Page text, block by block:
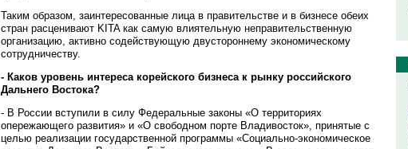
Таким образом, заинтересованные лица в правительстве и в бизнесе обеих
стран расценивают KITA как самую влиятельную неправительственную
организацию, активно содействующую двустороннему экономическому
сотрудничеству.
- Каков уровень интереса корейского бизнеса к рынку российского
Дальнего Востока?
- В России вступили в силу Федеральные законы «О территориях
опережающего развития» и «О свободном порте Владивосток», принятые с
целью реализации государственной программы «Социально-экономическое